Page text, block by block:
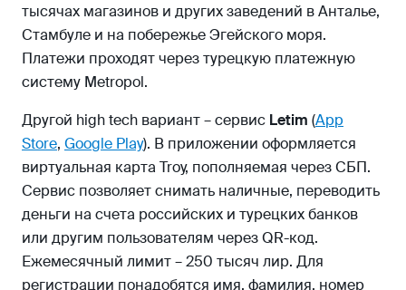
тысячах магазинов и других заведений в Анталье,
Стамбуле и на побережье Эгейского моря.
Платежи проходят через турецкую платежную
систему Metropol.
Другой high tech вариант – сервис Letim (App
Store, Google Play). В приложении оформляется
виртуальная карта Troy, пополняемая через СБП.
Сервис позволяет снимать наличные, переводить
деньги на счета российских и турецких банков
или другим пользователям через QR-код.
Ежемесячный лимит – 250 тысяч лир. Для
регистрации понадобятся имя, фамилия, номер